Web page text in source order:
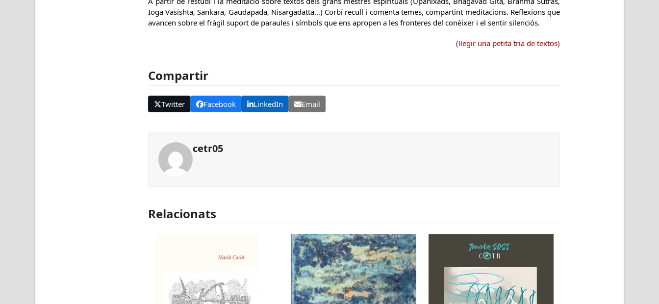
Ioga Vasishta, Sankara, Gaudapada, Nisargadatta…) Corbí recull i comenta temes, compartint meditacions. Reflexions que
avancen sobre el fràgil suport de paraules i símbols que ens apropen a les fronteres del conèixer i el sentir silenciós.
(llegir una petita tria de textos)
Compartir
Twitter Facebook LinkedIn Email
cetr05
Relacionats